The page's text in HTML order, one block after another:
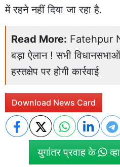
में रहने नहीं दिया जा रहा है.
Read More: Fatehpur
बड़ा ऐलान ! सभी
हस्तक्षेप पर होगी कार्रवाई
Download News Card
युगांतर प्रवाह के